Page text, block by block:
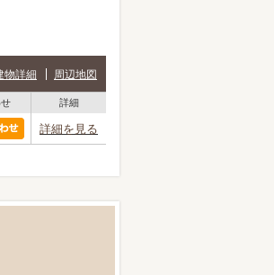
物詳細 周辺地図
詳細
詳細を見る